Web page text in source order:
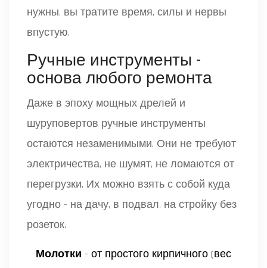
нужны, вы тратите время, силы и нервы
впустую.
Ручные инструменты -
основа любого ремонта
Даже в эпоху мощных дрелей и
шуруповертов ручные инструменты
остаются незаменимыми. Они не требуют
электричества, не шумят, не ломаются от
перегрузки. Их можно взять с собой куда
угодно - на дачу, в подвал, на стройку без
розеток.
Молотки - от простого кирпичного (вес